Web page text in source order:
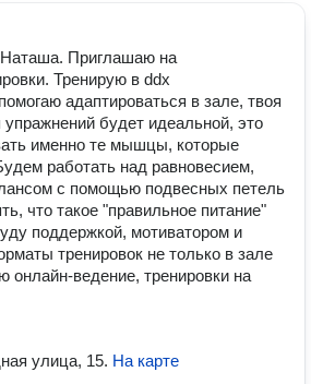
Приглашаю на
Тренирую в ddx
адаптироваться в зале, твоя
будет идеальной, это
именно те мышцы, которые
работать над равновесием,
с помощью подвесных петель
что такое "правильное питание"
поддержкой, мотиватором и
тренировок не только в зале
ведение, тренировки на
улица, 15. На карте